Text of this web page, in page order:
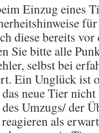
Einzug eines
diese bereits
Sie bitte alle
selbst bei
Ein Unglück ist
neue Tier
Umzugs/ der
als